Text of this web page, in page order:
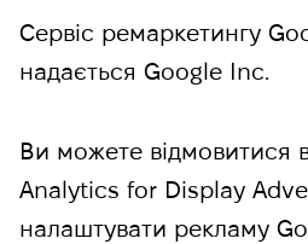
Сервіс ремаркетингу
надається Google Inc.
Ви можете відмовитися
Analytics for Display
налаштувати рекламу